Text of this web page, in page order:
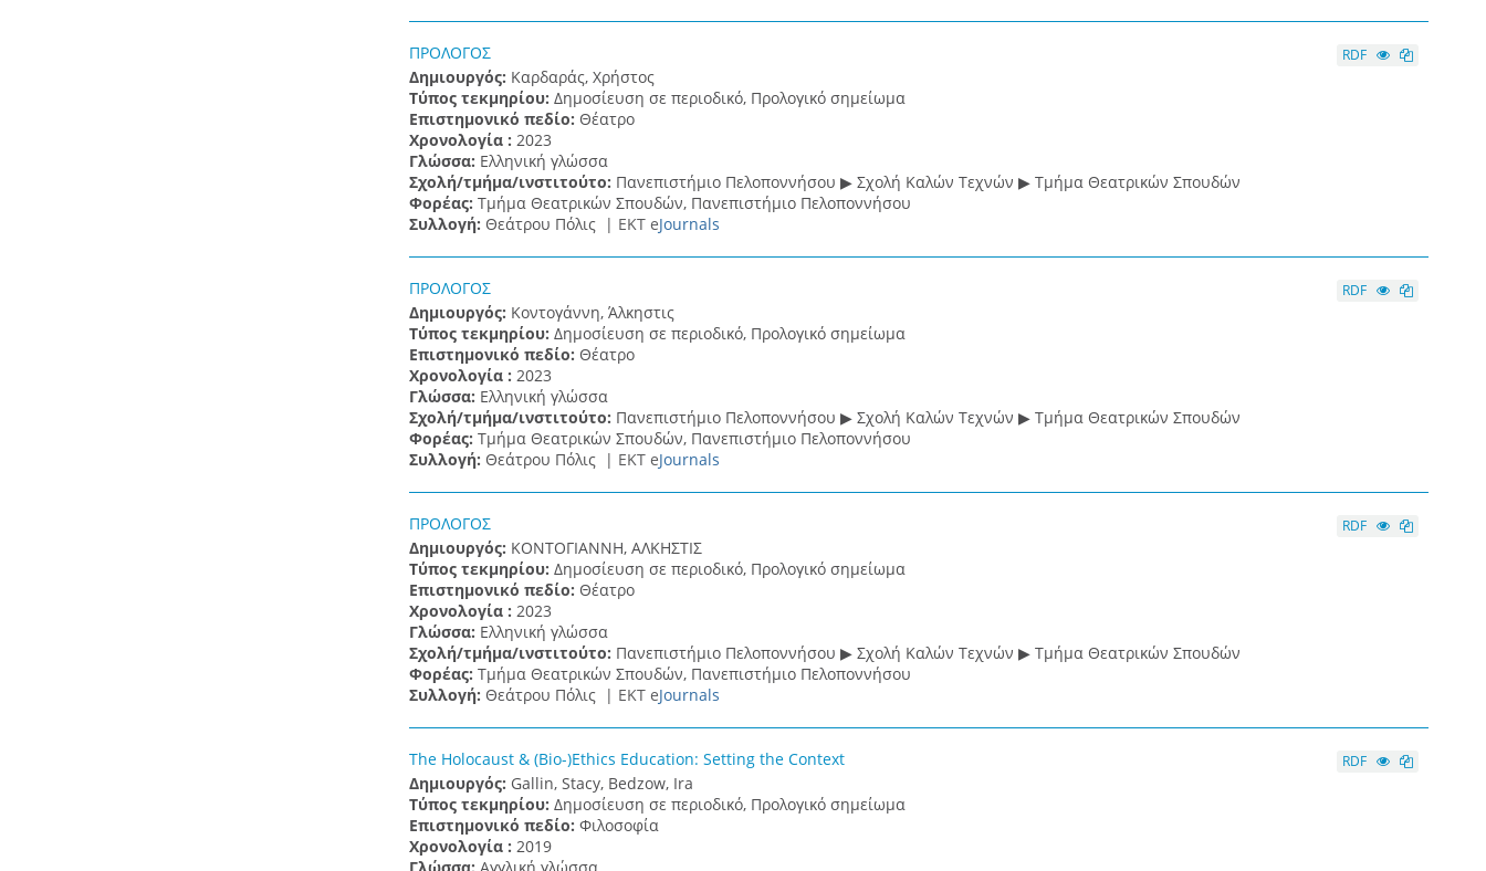
ΠΡΟΛΟΓΟΣ
Δημιουργός: Καρδαράς, Χρήστος
Τύπος τεκμηρίου: Δημοσίευση σε περιοδικό, Προλογικό σημείωμα
Επιστημονικό πεδίο: Θέατρο
Χρονολογία : 2023
Γλώσσα: Ελληνική γλώσσα
Σχολή/τμήμα/ινστιτούτο: Πανεπιστήμιο Πελοποννήσου ▶ Σχολή Καλών Τεχνών ▶ Τμήμα Θεατρικών Σπουδών
Φορέας: Τμήμα Θεατρικών Σπουδών, Πανεπιστήμιο Πελοποννήσου
Συλλογή: Θεάτρου Πόλις | ΕΚΤ eJournals
RDF
ΠΡΟΛΟΓΟΣ
Δημιουργός: Κοντογάννη, Άλκηστις
Τύπος τεκμηρίου: Δημοσίευση σε περιοδικό, Προλογικό σημείωμα
Επιστημονικό πεδίο: Θέατρο
Χρονολογία : 2023
Γλώσσα: Ελληνική γλώσσα
Σχολή/τμήμα/ινστιτούτο: Πανεπιστήμιο Πελοποννήσου ▶ Σχολή Καλών Τεχνών ▶ Τμήμα Θεατρικών Σπουδών
Φορέας: Τμήμα Θεατρικών Σπουδών, Πανεπιστήμιο Πελοποννήσου
Συλλογή: Θεάτρου Πόλις | ΕΚΤ eJournals
RDF
ΠΡΟΛΟΓΟΣ
Δημιουργός: ΚΟΝΤΟΓΙΑΝΝΗ, ΑΛΚΗΣΤΙΣ
Τύπος τεκμηρίου: Δημοσίευση σε περιοδικό, Προλογικό σημείωμα
Επιστημονικό πεδίο: Θέατρο
Χρονολογία : 2023
Γλώσσα: Ελληνική γλώσσα
Σχολή/τμήμα/ινστιτούτο: Πανεπιστήμιο Πελοποννήσου ▶ Σχολή Καλών Τεχνών ▶ Τμήμα Θεατρικών Σπουδών
Φορέας: Τμήμα Θεατρικών Σπουδών, Πανεπιστήμιο Πελοποννήσου
Συλλογή: Θεάτρου Πόλις | ΕΚΤ eJournals
RDF
The Holocaust & (Bio-)Ethics Education: Setting the Context
Δημιουργός: Gallin, Stacy, Bedzow, Ira
Τύπος τεκμηρίου: Δημοσίευση σε περιοδικό, Προλογικό σημείωμα
Επιστημονικό πεδίο: Φιλοσοφία
Χρονολογία : 2019
RDF